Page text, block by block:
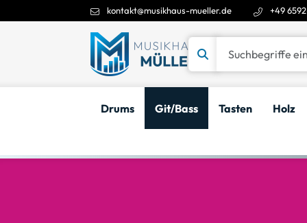
kontakt@musikhaus-mueller.de +49
Drums Git/Bass Tasten Holz